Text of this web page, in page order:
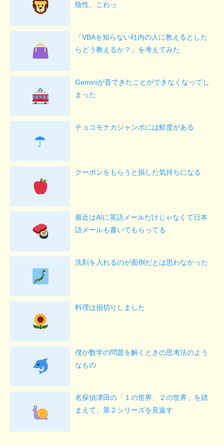
陰性、こわっ
「VBAを知らない社内の人に教えるとした
らどう教えるか？」を考えてみた
Geminiが昔できたことができなくなってし
まった
☂
チョコモナカジャンボには鮮度がある
クーポンをもらうと損した気持ちになる
最近はAIに英語メールだけじゃなくて日本
語メールも書いてもらってる
洗剤を入れるのが面倒だとは思わなかった
料理は損切りしました
僕が数学の問題を解くときの思考法のよう
なもの
名探偵津田の「１の世界、２の世界」を踏
まえて、第２シリーズを見返す